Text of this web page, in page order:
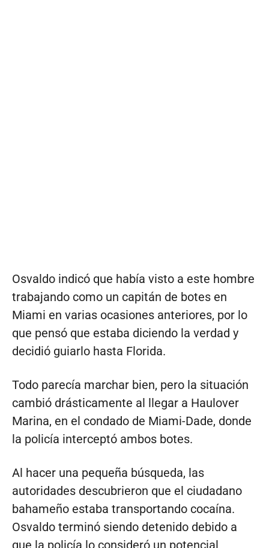
Osvaldo indicó que había visto a este hombre
trabajando como un capitán de botes en
Miami en varias ocasiones anteriores, por lo
que pensó que estaba diciendo la verdad y
decidió guiarlo hasta Florida.
Todo parecía marchar bien, pero la situación
cambió drásticamente al llegar a Haulover
Marina, en el condado de Miami-Dade, donde
la policía interceptó ambos botes.
Al hacer una pequeña búsqueda, las
autoridades descubrieron que el ciudadano
bahameño estaba transportando cocaína.
Osvaldo terminó siendo detenido debido a
que la policía lo consideró un potencial